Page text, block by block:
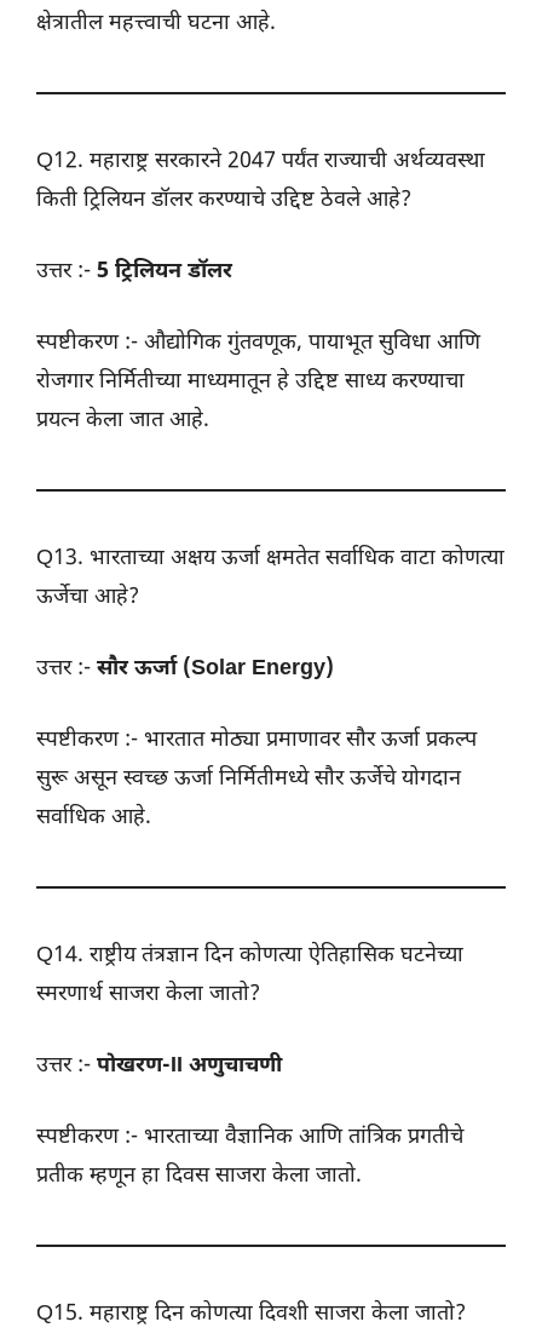
क्षेत्रातील महत्त्वाची घटना आहे.
Q12. महाराष्ट्र सरकारने 2047 पर्यंत राज्याची अर्थव्यवस्था
किती ट्रिलियन डॉलर करण्याचे उद्दिष्ट ठेवले आहे?
उत्तर :- 5 ट्रिलियन डॉलर
स्पष्टीकरण :- औद्योगिक गुंतवणूक, पायाभूत सुविधा आणि
रोजगार निर्मितीच्या माध्यमातून हे उद्दिष्ट साध्य करण्याचा
प्रयत्न केला जात आहे.
Q13. भारताच्या अक्षय ऊर्जा क्षमतेत सर्वाधिक वाटा कोणत्या
ऊर्जेचा आहे?
उत्तर :- सौर ऊर्जा (Solar Energy)
स्पष्टीकरण :- भारतात मोठ्या प्रमाणावर सौर ऊर्जा प्रकल्प
सुरू असून स्वच्छ ऊर्जा निर्मितीमध्ये सौर ऊर्जेचे योगदान
सर्वाधिक आहे.
Q14. राष्ट्रीय तंत्रज्ञान दिन कोणत्या ऐतिहासिक घटनेच्या
स्मरणार्थ साजरा केला जातो?
उत्तर :- पोखरण-II अणुचाचणी
स्पष्टीकरण :- भारताच्या वैज्ञानिक आणि तांत्रिक प्रगतीचे
प्रतीक म्हणून हा दिवस साजरा केला जातो.
Q15. महाराष्ट्र दिन कोणत्या दिवशी साजरा केला जातो?